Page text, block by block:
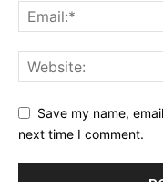
Save my name,
next time I comment.